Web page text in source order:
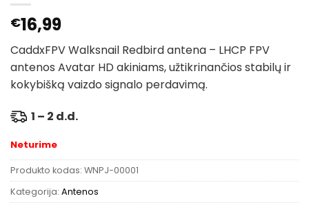
€16,99
CaddxFPV Walksnail Redbird antena – LHCP FPV
antenos Avatar HD akiniams, užtikrinančios stabilų ir
kokybišką vaizdo signalo perdavimą.
1 – 2 d.d.
Neturime
Produkto kodas: WNPJ-00001
Kategorija: Antenos